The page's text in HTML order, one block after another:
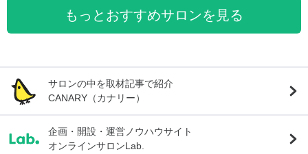
もっとおすすめサロンを見る
サロンの中を取材記事で紹介
CANARY（カナリー）
企画・開設・運営ノウハウサイト
オンラインサロンLab.